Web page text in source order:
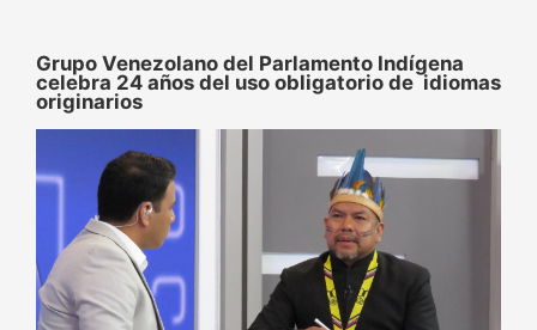
Grupo Venezolano del Parlamento Indígena
celebra 24 años del uso obligatorio de idiomas
originarios